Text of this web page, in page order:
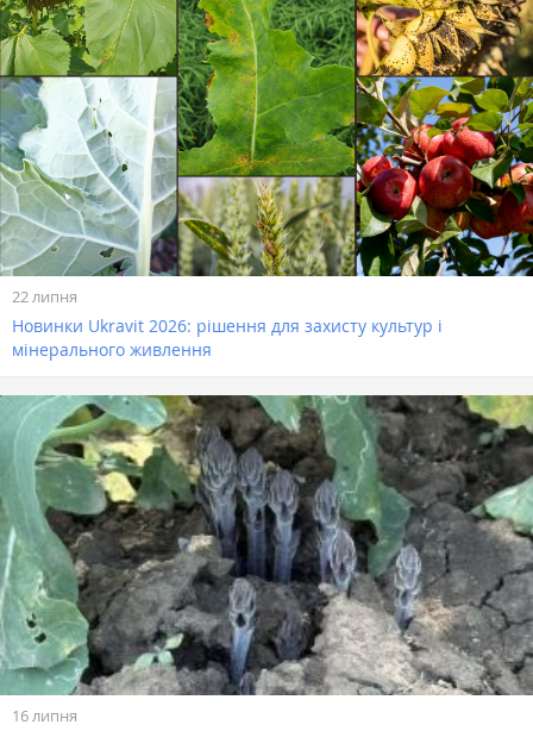
22 липня
Новинки Ukravit 2026: рішення для захисту культур і
мінерального живлення
16 липня